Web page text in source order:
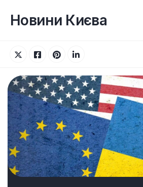
вмістуНовини Києва